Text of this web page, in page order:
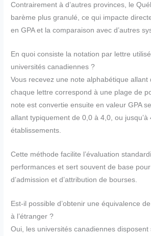
Contrairement à d’autres provinces, le
barème plus granulé, ce qui impacte
en GPA et la comparaison avec d’autres
En quoi consiste la notation par lettre
universités canadiennes ?
Vous recevez une note alphabétique allant
chaque lettre correspond à une plage de
note est convertie ensuite en valeur GPA
allant typiquement de 0,0 à 4,0, ou
établissements.
Cette méthode facilite l’évaluation
performances et sert souvent de base
d’admission et d’attribution de bourses.
Est-il possible d’obtenir une équivalence
à l’étranger ?
Oui, les universités canadiennes